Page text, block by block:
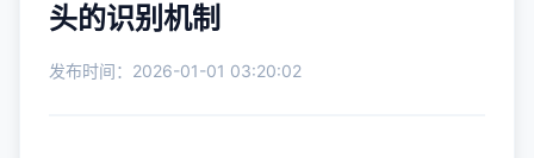
头的识别机制
发布时间：2026-01-01 03:20:02